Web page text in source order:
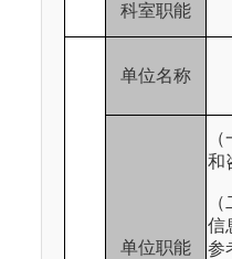
科室职能
单位名称
单位职能
和
信
参